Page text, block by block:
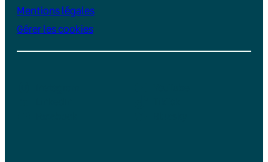
Mentions légales
Gérer les cookies